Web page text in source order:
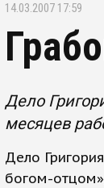
14.03.2007 17:59
Дело
месяцев
Дело
богом-